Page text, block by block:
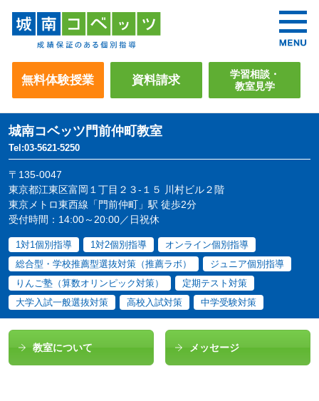
無料体験授業 資料請求
学習相談・
教室見学
城南コベッツ 門前仲町教室
Tel:03-5621-5250
〒135-0047
東京都江東区富岡１丁目２３-１５ 川村ビル２階
東京メトロ東西線「門前仲町」駅 徒歩2分
受付時間：14:00～20:00／日祝休
1対1個別指導 1対2個別指導
オンライン個別指導
総合型・学校推薦型選抜対策（推薦ラボ）
ジュニア個別指導
りんご塾（算数オリンピック対策）
定期テスト対策
大学入試一般選抜対策
高校入試対策 中学受験対策
教室について メッセージ